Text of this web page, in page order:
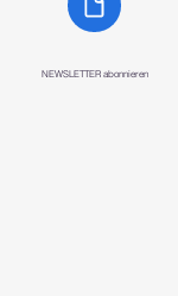
NEWSLETTER abonnieren